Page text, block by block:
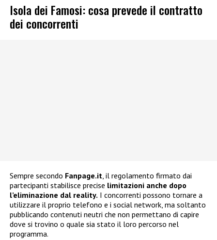
Isola dei Famosi: cosa prevede il contratto
dei concorrenti
Sempre secondo Fanpage.it , il regolamento firmato dai
partecipanti stabilisce precise limitazioni anche dopo
l’eliminazione dal reality. I concorrenti possono tornare a
utilizzare il proprio telefono e i social network, ma soltanto
pubblicando contenuti neutri che non permettano di capire
dove si trovino o quale sia stato il loro percorso nel
programma.